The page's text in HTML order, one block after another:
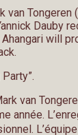
Tongeren
Dauby
will
van
année.